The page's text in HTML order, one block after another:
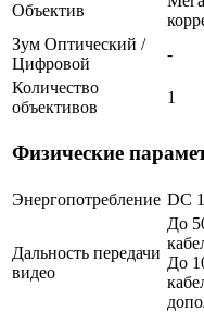
Объектив
Зум Оптический /
Цифровой
-
Количество
объективов
1
Физические
Энергопотребление DC
Дальность передачи
видео
До
До